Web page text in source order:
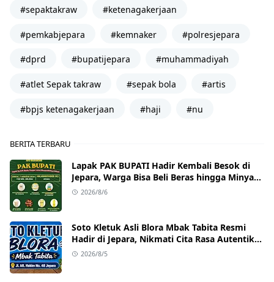
#sepaktakraw #ketenagakerjaan
#pemkabjepara #kemnaker #polresjepara
#dprd #bupatijepara #muhammadiyah
#atlet Sepak takraw #sepak bola #artis
#bpjs ketenagakerjaan #haji #nu
BERITA TERBARU
Lapak PAK BUPATI Hadir Kembali Besok di
Jepara, Warga Bisa Beli Beras hingga Minyak
Goreng dengan Harga Terjangkau
2026/8/6
Soto Kletuk Asli Blora Mbak Tabita Resmi
Hadir di Jepara, Nikmati Cita Rasa Autentik
Mulai Rp10 Ribu
2026/8/5